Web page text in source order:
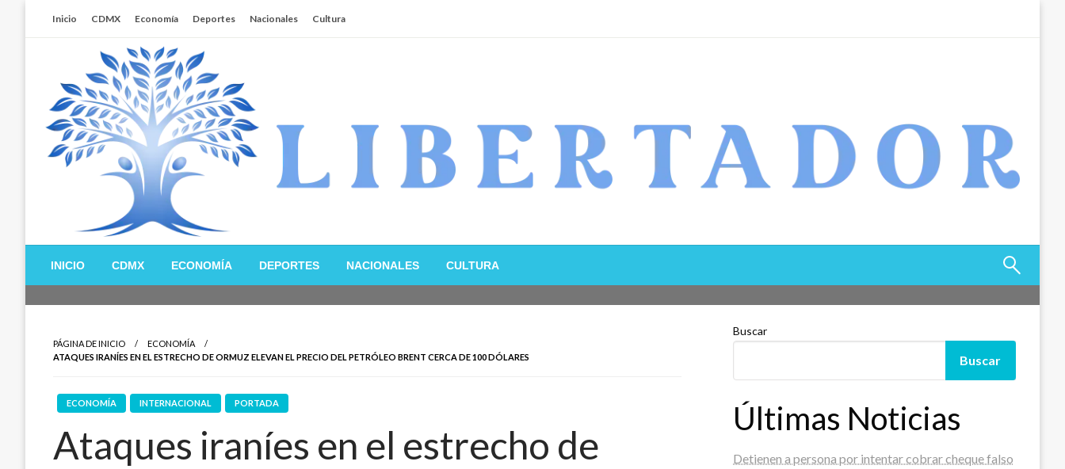
Inicio CDMX Economía Deportes Nacionales Cultura
Libertador MX
INICIO CDMX ECONOMÍA DEPORTES NACIONALES CULTURA
PÁGINA DE INICIO
ECONOMÍA
ATAQUES IRANÍES EN EL ESTRECHO DE ORMUZ ELEVAN EL PRECIO DEL PETRÓLEO BRENT CERCA DE 100 DÓLARES
ECONOMÍA INTERNACIONAL PORTADA
Ataques iraníes en el estrecho de
Buscar
Buscar
Últimas Noticias
Detienen a persona por intentar cobrar cheque falso